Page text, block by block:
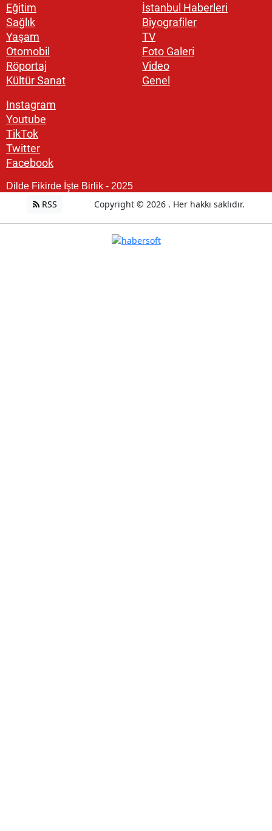
Eğitim
Sağlık
Yaşam
Otomobil
Röportaj
Kültür Sanat
İstanbul Haberleri
Biyografiler
TV
Foto Galeri
Video
Genel
Instagram
Youtube
TikTok
Twitter
Facebook
Dilde Fikirde İşte Birlik - 2025
RSS Copyright © 2026 . Her hakkı saklıdır.